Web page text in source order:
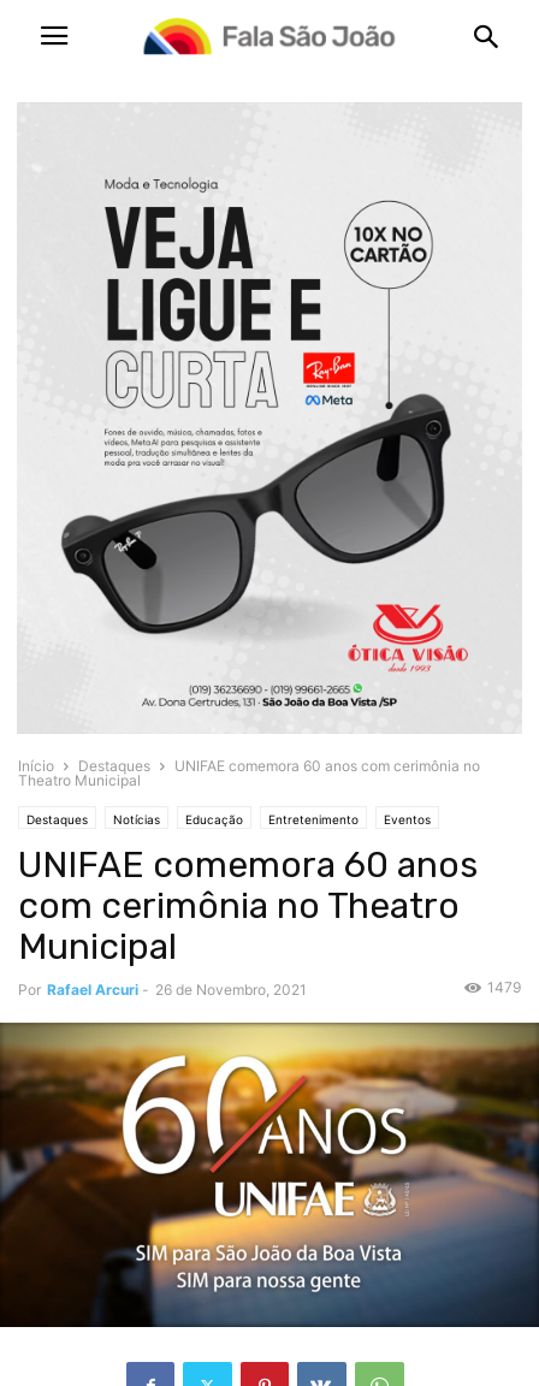
Início Destaques
UNIFAE comemora 60 anos com cerimônia no
Theatro Municipal
Destaques Notícias Educação Entretenimento Eventos
UNIFAE comemora 60 anos
com cerimônia no Theatro
Municipal
Por Rafael Arcuri - 26 de Novembro, 2021 1479